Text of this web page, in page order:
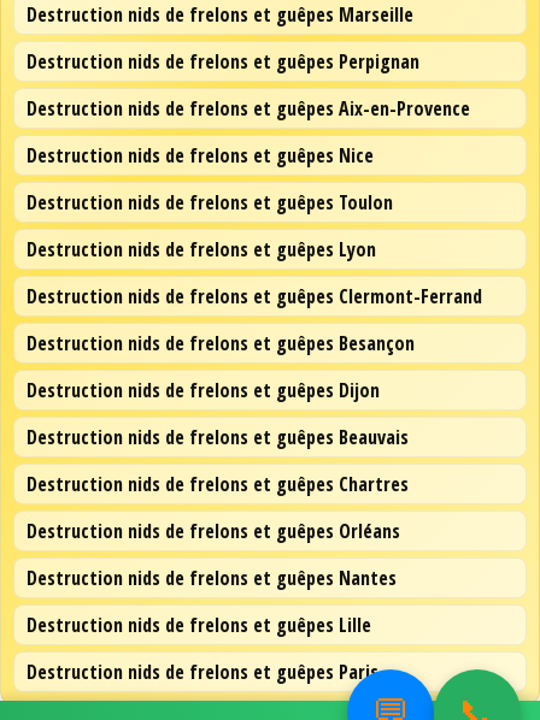
Destruction nids de frelons et guêpes Marseille
Destruction nids de frelons et guêpes Perpignan
Destruction nids de frelons et guêpes Aix-en-Provence
Destruction nids de frelons et guêpes Nice
Destruction nids de frelons et guêpes Toulon
Destruction nids de frelons et guêpes Lyon
Destruction nids de frelons et guêpes Clermont-Ferrand
Destruction nids de frelons et guêpes Besançon
Destruction nids de frelons et guêpes Dijon
Destruction nids de frelons et guêpes Beauvais
Destruction nids de frelons et guêpes Chartres
Destruction nids de frelons et guêpes Orléans
Destruction nids de frelons et guêpes Nantes
Destruction nids de frelons et guêpes Lille
Destruction nids de frelons et guêpes Paris